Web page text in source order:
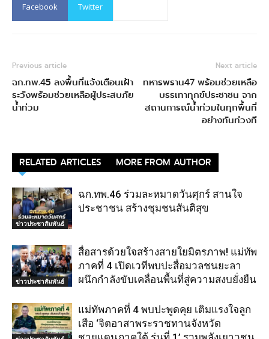
Facebook Twitter
Previous article
ฉก.ทพ.45 ลงพื้นที่แจ้งเตือนเฝ้า
ระวังพร้อมช่วยเหลือผู้ประสบภัย
น้ำท่วม
Next article
ทหารพราน47 พร้อมช่วยเหลือ
บรรเทาทุกข์ประชาชน จาก
สถานการณ์น้ำท่วมในทุกพื้นที่
อย่างทันท่วงที
RELATED ARTICLES MORE FROM AUTHOR
ข่าวประชาสัมพันธ์
ฉก.ทพ.46 ร่วมละหมาดวันศุกร์ สานใจ
ประชาชน สร้างชุมชนสันติสุข
ข่าวประชาสัมพันธ์
สื่อสารด้วยใจสร้างสายใยมิตรภาพ! แม่ทัพ
ภาคที่ 4 เปิดเวทีพบปะสื่อมวลชนยะลา
ผนึกกำลังขับเคลื่อนพื้นที่สู่ความสงบยั่งยืน
แม่ทัพภาคที่ 4 พบปะพูดคุย เติมแรงใจลูก
เสือ ‘จิตอาสาพระราชทานจังหวัด